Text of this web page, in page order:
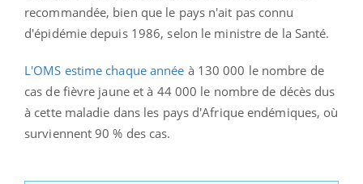
recommandée, bien que le pays n'ait pas connu
d'épidémie depuis 1986, selon le ministre de la Santé.
L'OMS estime chaque année à 130 000 le nombre de
cas de fièvre jaune et à 44 000 le nombre de décès dus
à cette maladie dans les pays d'Afrique endémiques, où
surviennent 90 % des cas.